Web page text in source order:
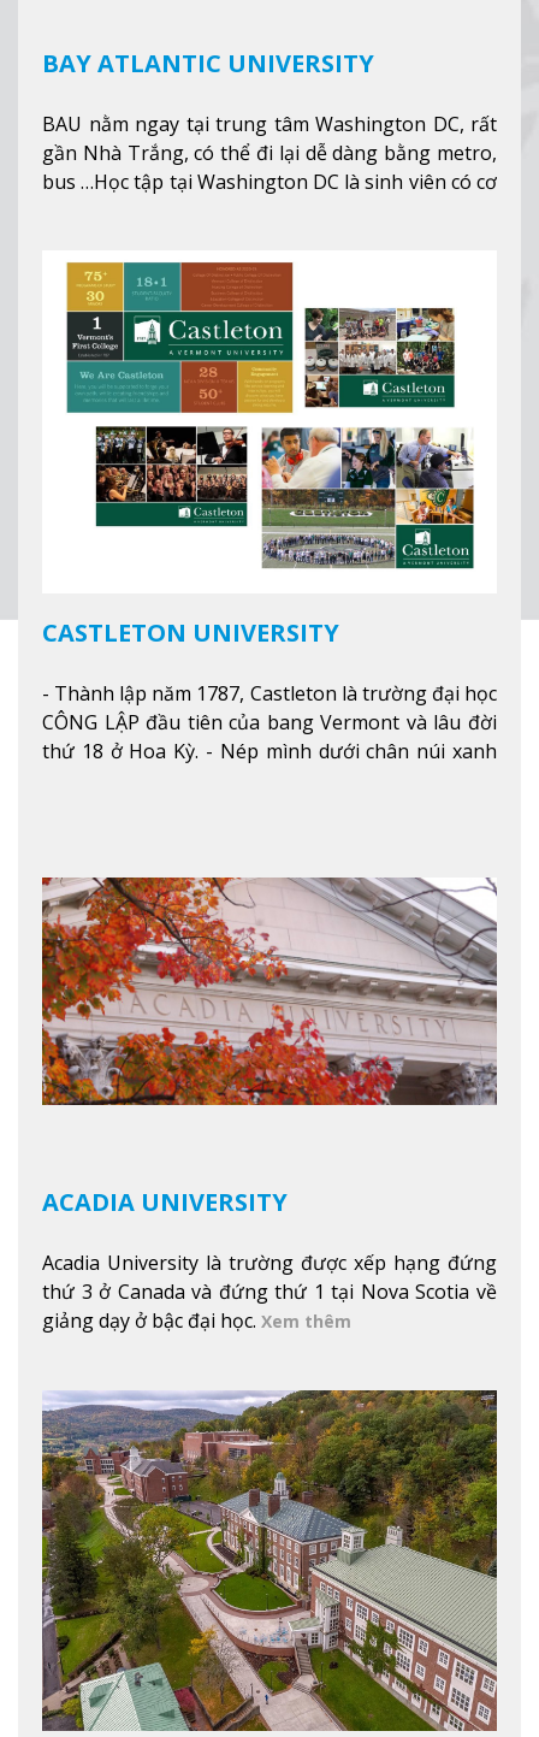
BAY ATLANTIC UNIVERSITY
BAU nằm ngay tại trung tâm Washington DC, rất
gần Nhà Trắng, có thể đi lại dễ dàng bằng metro,
bus …Học tập tại Washington DC là sinh viên có cơ
nghiệp ở Mỹ, #7 thành phố an toàn nhất trên Thế
Xem thêm
CASTLETON UNIVERSITY
- Thành lập năm 1787, Castleton là trường đại học
CÔNG LẬP đầu tiên của bang Vermont và lâu đời
thứ 18 ở Hoa Kỳ. - Nép mình dưới chân núi xanh
tuyết của trường, sinh viên có thể thưởng thức vẻ
đẹp tự nhiên của Vermont từ mọi góc trong
khuôn viên trường.Xem thêm
ACADIA UNIVERSITY
Acadia University là trường được xếp hạng đứng
thứ 3 ở Canada và đứng thứ 1 tại Nova Scotia về
giảng dạy ở bậc đại học. Xem thêm